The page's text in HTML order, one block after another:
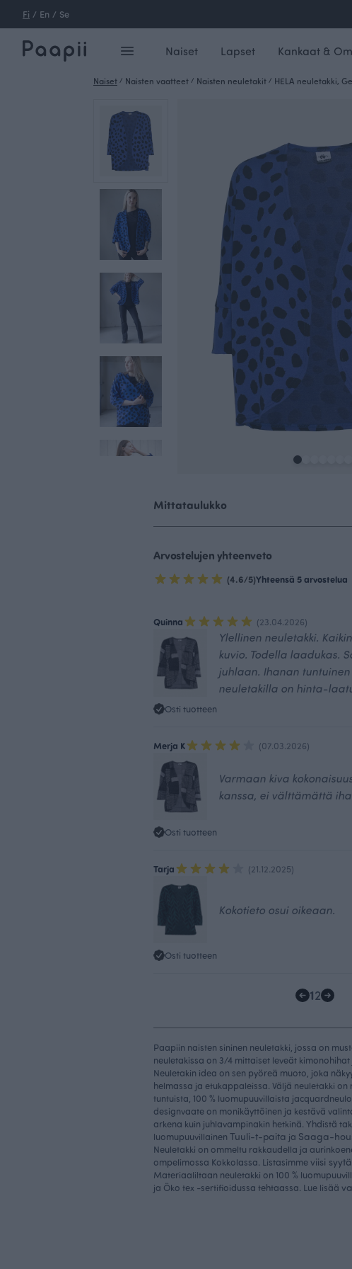
Fi / En / Se
Naiset Lapset Kankaat &
Naiset / Naisten vaatteet / Naisten neuletakit / HELA neuletakki,
Mittataulukko
Arvostelujen yhteenveto
(4.6/5)Yhteensä 5 arvostelua
Quinna (23.04.2026)
Ylellinen neuletakki.
kuvio. Todella laadukas.
juhlaan. Ihanan
neuletakilla on hinta-
Osti tuotteen
Merja K (07.03.2026)
Varmaan kiva
kanssa, ei välttämättä
Osti tuotteen
Tarja (21.12.2025)
Kokotieto osui oikeaan.
Osti tuotteen
12
Paapiin naisten sininen neuletakki, jossa on
neuletakissa on 3/4 mittaiset leveät
Neuletakin idea on sen pyöreä muoto, joka
helmassa ja etukappaleissa. Väljä neuletakki
tuntuista, 100 % luomupuuvillaista
designvaate on monikäyttöinen ja kestävä
arkena kuin juhlavampinakin hetkinä. Yhdistä
luomupuuvillainen Tuuli-t-paita ja Saaga-
Neuletakki on ommeltu rakkaudella ja
ompelimossa Kokkolassa. Listasimme viisi syytä
Materiaaliltaan neuletakki on 100 %
ja Öko tex -sertifioidussa tehtaassa. Lue lisää